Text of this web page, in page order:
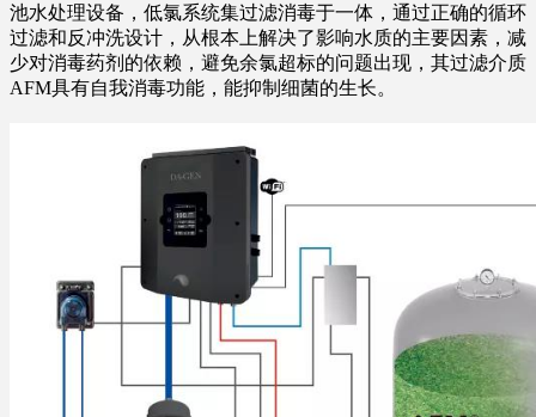
池水处理设备，低氯系统集过滤消毒于一体，通过正确的循环
过滤和反冲洗设计，从根本上解决了影响水质的主要因素，减
少对消毒药剂的依赖，避免余氯超标的问题出现，其过滤介质
AFM具有自我消毒功能，能抑制细菌的生长。